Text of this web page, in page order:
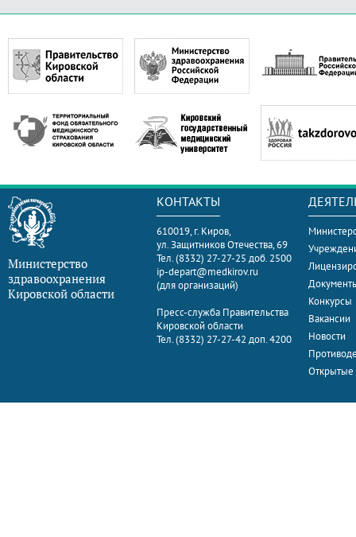
Министерство
здравоохранения
Кировской области
КОНТАКТЫ
610019, г. Киров,
ул. Защитников Отечества, 69
Тел. (8332) 27-27-25 доб. 2500
ip-depart@medkirov.ru
(для организаций)
Пресс-служба Правительства
Кировской области
Тел. (8332) 27-27-42 доп. 4200
Конкурсы
Вакансии
Новости